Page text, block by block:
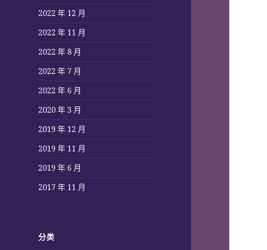
2022 年 12 月
2022 年 11 月
2022 年 8 月
2022 年 7 月
2022 年 6 月
2020 年 3 月
2019 年 12 月
2019 年 11 月
2019 年 6 月
2017 年 11 月
分类